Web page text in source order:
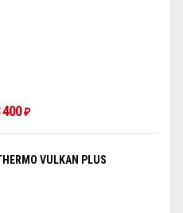
400₽
VULKAN PLUS